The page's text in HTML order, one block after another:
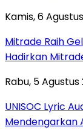
Kamis, 6
Mitrade Raih
Hadirkan
Rabu, 5
UNISOC Lyric
Mendengarkan